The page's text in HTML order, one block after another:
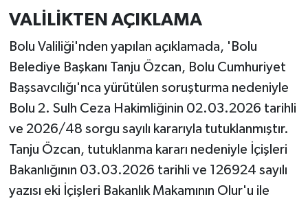
VALİLİKTEN AÇIKLAMA
Bolu Valiliği'nden yapılan açıklamada, 'Bolu
Belediye Başkanı Tanju Özcan, Bolu Cumhuriyet
Başsavcılığı'nca yürütülen soruşturma nedeniyle
Bolu 2. Sulh Ceza Hakimliğinin 02.03.2026 tarihli
ve 2026/48 sorgu sayılı kararıyla tutuklanmıştır.
Tanju Özcan, tutuklanma kararı nedeniyle İçişleri
Bakanlığının 03.03.2026 tarihli ve 126924 sayılı
yazısı eki İçişleri Bakanlık Makamının Olur'u ile